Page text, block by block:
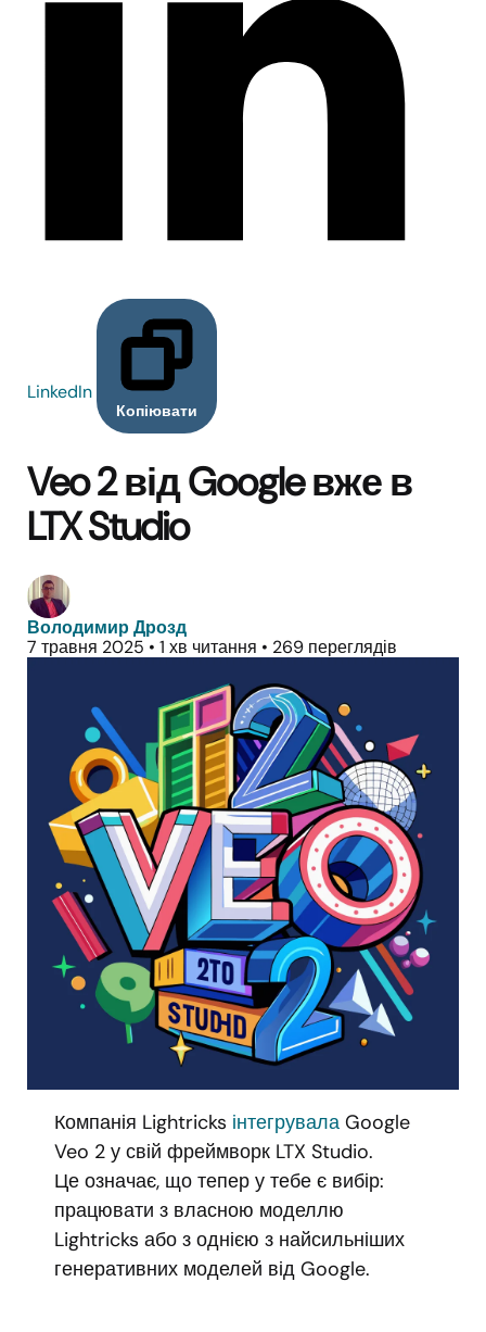
LinkedIn
Копіювати
Veo 2 від Google вже в
LTX Studio
Володимир Дрозд
7 травня 2025 • 1 хв читання • 269 переглядів
Компанія Lightricks інтегрувала Google
Veo 2 у свій фреймворк LTX Studio.
Це означає, що тепер у тебе є вибір:
працювати з власною моделлю
Lightricks або з однією з найсильніших
генеративних моделей від Google.